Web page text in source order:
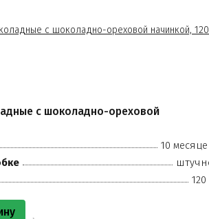
с шоколадно-ореховой
10
120